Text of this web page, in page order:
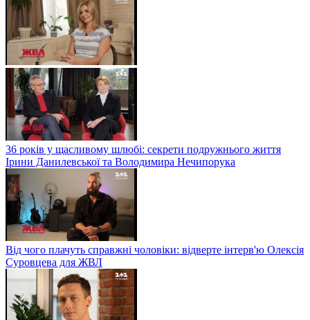
36 років у щасливому шлюбі: секрети подружнього життя
Ірини Данилевської та Володимира Нечипорука
Від чого плачуть справжні чоловіки: відверте інтерв'ю Олексія
Суровцева для ЖВЛ